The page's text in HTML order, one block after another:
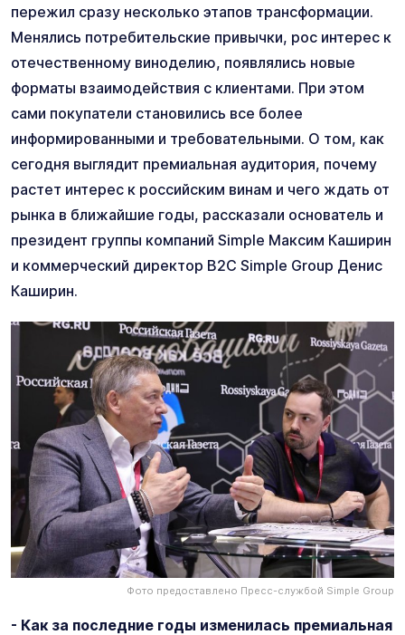
пережил сразу несколько этапов трансформации.
Менялись потребительские привычки, рос интерес к
отечественному виноделию, появлялись новые
форматы взаимодействия с клиентами. При этом
сами покупатели становились все более
информированными и требовательными. О том, как
сегодня выглядит премиальная аудитория, почему
растет интерес к российским винам и чего ждать от
рынка в ближайшие годы, рассказали основатель и
президент группы компаний Simple Максим Каширин
и коммерческий директор B2C Simple Group Денис
Каширин.
Фото предоставлено Пресс-службой Simple Group
- Как за последние годы изменилась премиальная